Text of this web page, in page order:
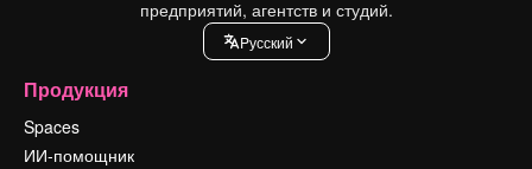
предприятий, агентств и студий.
Pусский
Продукция
Spaces
ИИ-помощник